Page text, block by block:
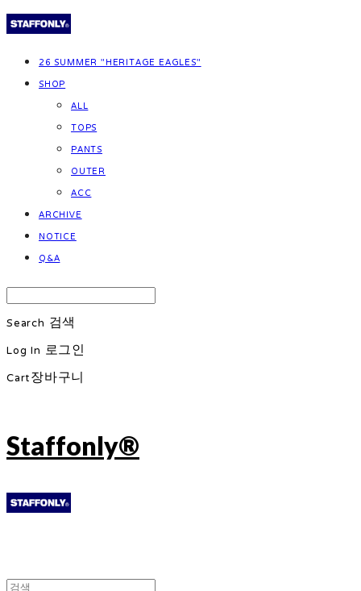
26 SUMMER "HERITAGE EAGLES"
SHOP
ALL
TOPS
PANTS
OUTER
ACC
ARCHIVE
NOTICE
Q&A
Search 검색
Log In 로그인
Cart장바구니
Staffonly®